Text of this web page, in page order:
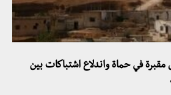
في حماة واندلاع اشتباكات بين